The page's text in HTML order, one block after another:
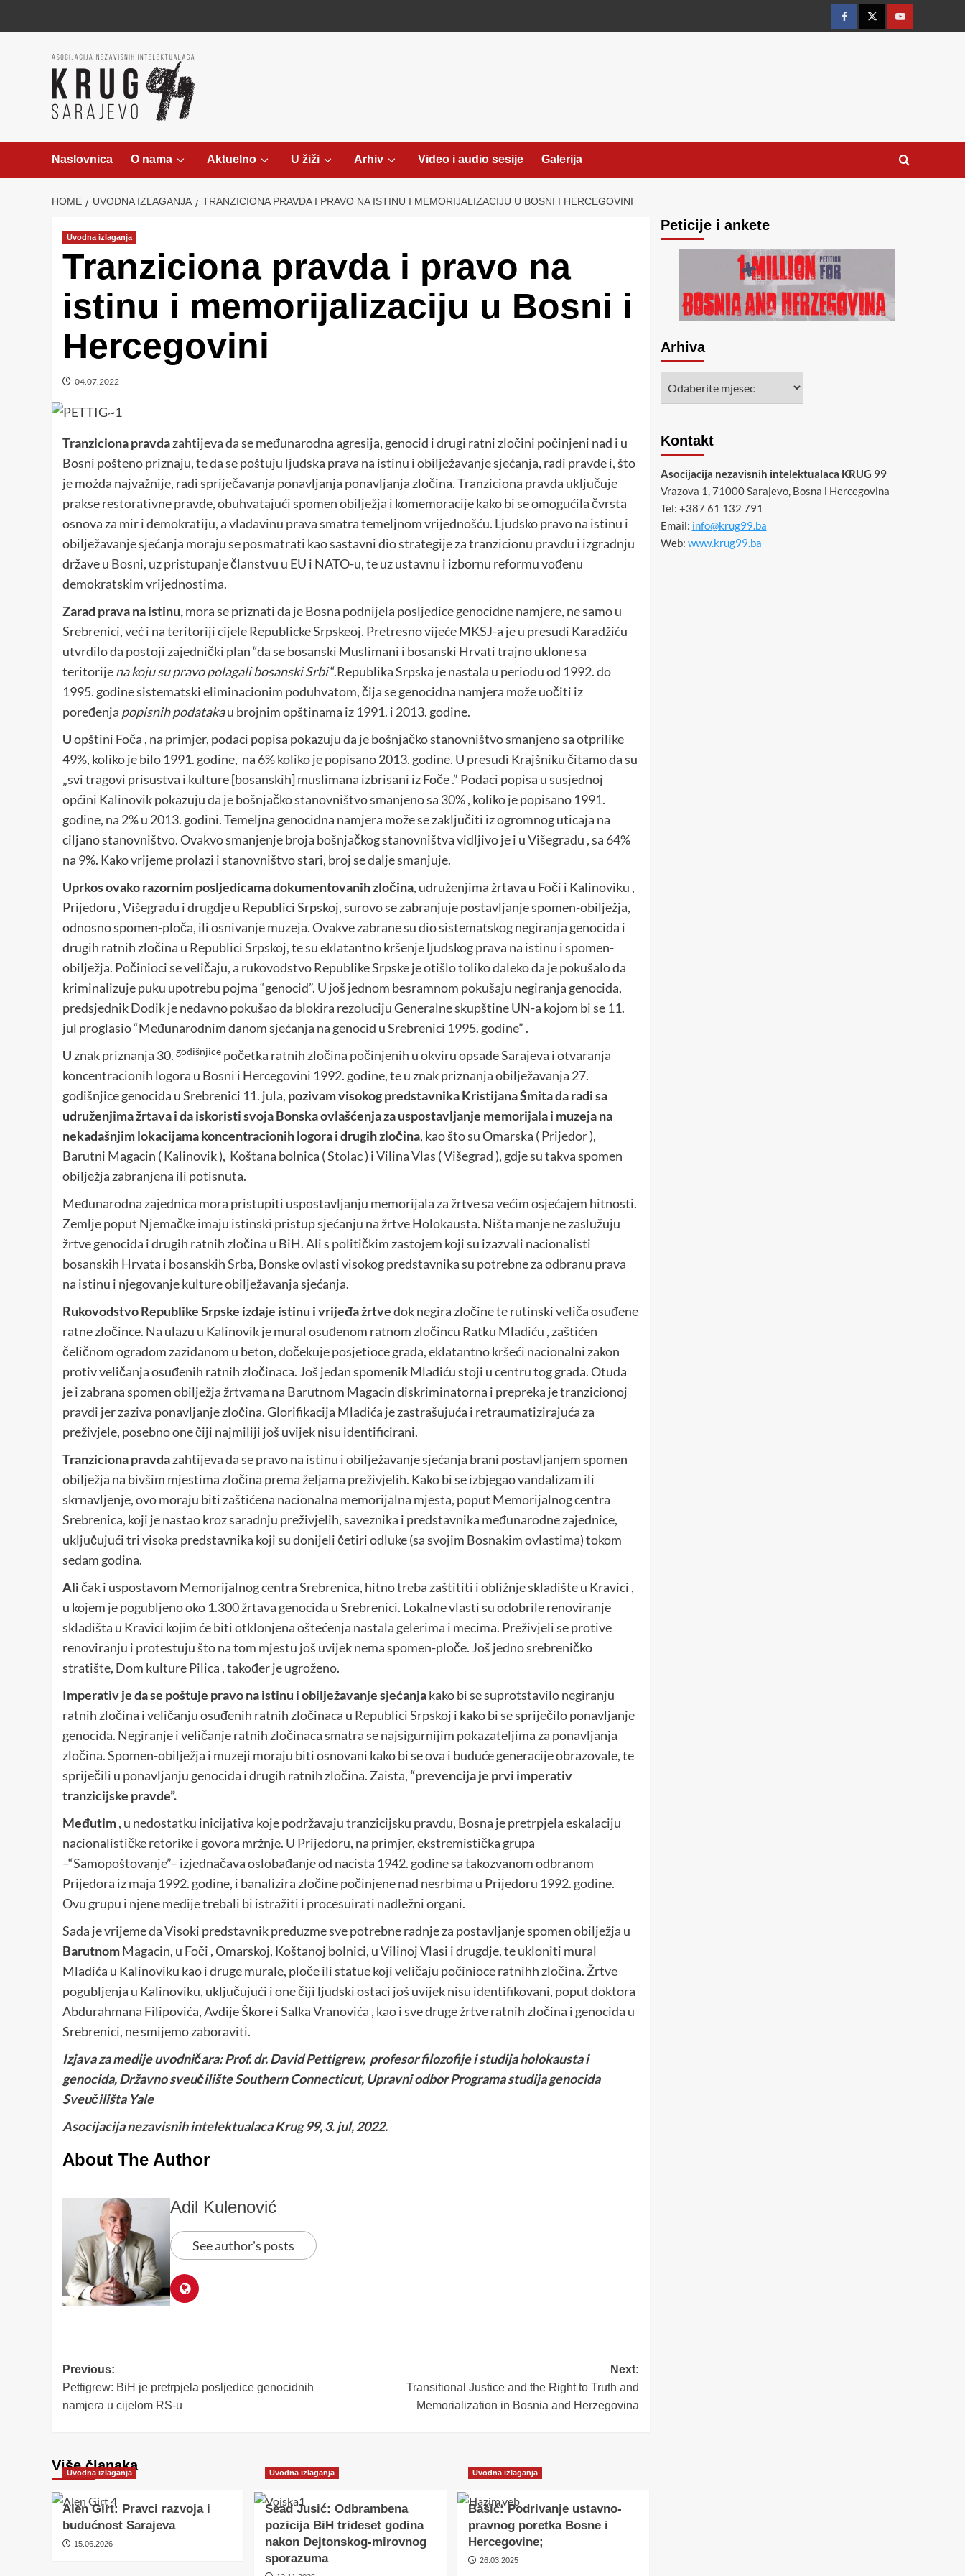
FacebookTwitterYouTube
Naslovnica O nama Aktuelno U žiži Arhiv Video i audio sesije Galerija
HOME UVODNA IZLAGANJA TRANZICIONA PRAVDA I PRAVO NA ISTINU I MEMORIJALIZACIJU U BOSNI I HERCEGOVINI
Uvodna izlaganja
Tranziciona pravda i pravo na
istinu i memorijalizaciju u Bosni i
Hercegovini
04.07.2022
Tranziciona pravdazahtijeva da se međunarodna agresija, genocid i drugi ratni zločini počinjeni nad i u
Bosni pošteno priznaju, te da se poštuju ljudska prava na istinu i obilježavanje sjećanja, radi pravde i, što
je možda najvažnije, radi spriječavanja ponavljanja ponavljanja zločina. Tranziciona pravda uključuje
prakse restorativne pravde, obuhvatajući spomen obilježja i komemoracije kako bi se omogućila čvrsta
osnova za mir i demokratiju, a vladavinu prava smatra temeljnom vrijednošću. Ljudsko pravo na istinu i
obilježavanje sjećanja moraju se posmatrati kao sastavni dio strategije za tranzicionu pravdu i izgradnju
države u Bosni, uz pristupanje članstvu u EU i NATO-u, te uz ustavnu i izbornu reformu vođenu
demokratskim vrijednostima.
Zarad prava na istinu,mora se priznati da je Bosna podnijela posljedice genocidne namjere, ne samo u
Srebrenici, već i na teritoriji cijele Republicke Srpskeoj. Pretresno vijeće MKSJ-a je u presudi Karadžiću
utvrdilo da postoji zajednički plan “da se bosanski Muslimani i bosanski Hrvati trajno uklone sa
teritorijena koju su pravo polagali bosanski Srbi“.Republika Srpska je nastala u periodu od 1992. do
1995. godine sistematski eliminacionim poduhvatom, čija se genocidna namjera može uočiti iz
poređenja popisnih podatakau brojnim opštinama iz 1991. i 2013. godine.
Uopštini Foča , na primjer, podaci popisa pokazuju da je bošnjačko stanovništvo smanjeno sa otprilike
49%, koliko je bilo 1991. godine, na 6% koliko je popisano 2013. godine. U presudi Krajšniku čitamo da su
„svi tragovi prisustva i kulture [bosanskih] muslimana izbrisani iz Foče .” Podaci popisa u susjednoj
općini Kalinovik pokazuju da je bošnjačko stanovništvo smanjeno sa 30% , koliko je popisano 1991.
godine, na 2% u 2013. godini. Temeljna genocidna namjera može se zaključiti iz ogromnog uticaja na
ciljano stanovništvo. Ovakvo smanjenje broja bošnjačkog stanovništva vidljivo je i u Višegradu , sa 64%
na 9%. Kako vrijeme prolazi i stanovništvo stari, broj se dalje smanjuje.
Uprkos ovakorazornim posljedicama dokumentovanih zločina, udruženjima žrtava u Foči i Kalinoviku ,
Prijedoru , Višegradu i drugdje u Republici Srpskoj, surovo se zabranjuje postavljanje spomen-obilježja,
odnosno spomen-ploča, ili osnivanje muzeja. Ovakve zabrane su dio sistematskog negiranja genocida i
drugih ratnih zločina u Republici Srpskoj, te su eklatantno kršenje ljudskog prava na istinu i spomen-
obilježja. Počinioci se veličaju, a rukovodstvo Republike Srpske je otišlo toliko daleko da je pokušalo da
kriminalizuje puku upotrebu pojma “genocid”. U još jednom besramnom pokušaju negiranja genocida,
predsjednik Dodik je nedavno pokušao da blokira rezoluciju Generalne skupštine UN-a kojom bi se 11.
jul proglasio “Međunarodnim danom sjećanja na genocid u Srebrenici 1995. godine” .
U znak priznanja 30. godišnjice početka ratnih zločina počinjenih u okviru opsade Sarajeva i otvaranja
koncentracionih logora u Bosni i Hercegovini 1992. godine, te u znak priznanja obilježavanja 27.
godišnjice genocida u Srebrenici 11. jula, pozivam visokog predstavnika Kristijana Šmita da radi sa
udruženjima žrtava i da iskoristi svoja Bonska ovlašćenja za uspostavljanje memorijala i muzeja na
nekadašnjim lokacijama koncentracionih logora i drugih zločina, kao što su Omarska ( Prijedor ),
Barutni Magacin ( Kalinovik ), Koštana bolnica ( Stolac ) i Vilina Vlas ( Višegrad ), gdje su takva spomen
obilježja zabranjena ili potisnuta.
Međunarodna zajednica mora pristupiti uspostavljanju memorijala za žrtve sa većim osjećajem hitnosti.
Zemlje poput Njemačke imaju istinski pristup sjećanju na žrtve Holokausta. Ništa manje ne zaslužuju
žrtve genocida i drugih ratnih zločina u BiH. Ali s političkim zastojem koji su izazvali nacionalisti
bosanskih Hrvata i bosanskih Srba, Bonske ovlasti visokog predstavnika su potrebne za odbranu prava
na istinu i njegovanje kulture obilježavanja sjećanja.
RukovodstvoRepublike Srpske izdaje istinu i vrijeđa žrtvedok negira zločine te rutinski veliča osuđene
ratne zločince. Na ulazu u Kalinovik je mural osuđenom ratnom zločincu Ratku Mladiću , zaštićen
čeličnom ogradom zazidanom u beton, dočekuje posjetioce grada, eklatantno kršeći nacionalni zakon
protiv veličanja osuđenih ratnih zločinaca. Još jedan spomenik Mladiću stoji u centru tog grada. Otuda
je i zabrana spomen obilježja žrtvama na Barutnom Magacin diskriminatorna i prepreka je tranzicionoj
pravdi jer zaziva ponavljanje zločina. Glorifikacija Mladića je zastrašujuća i retraumatizirajuća za
preživjele, posebno one čiji najmiliji još uvijek nisu identificirani.
Tranzicionapravdazahtijeva da se pravo na istinu i obilježavanje sjećanja brani postavljanjem spomen
obilježja na bivšim mjestima zločina prema željama preživjelih. Kako bi se izbjegao vandalizam ili
skrnavljenje, ovo moraju biti zaštićena nacionalna memorijalna mjesta, poput Memorijalnog centra
Srebrenica, koji je nastao kroz saradnju preživjelih, saveznika i predstavnika međunarodne zajednice,
uključujući tri visoka predstavnika koji su donijeli četiri odluke (sa svojim Bosnakim ovlastima) tokom
sedam godina.
Aličak i uspostavom Memorijalnog centra Srebrenica, hitno treba zaštititi i obližnje skladište u Kravici ,
u kojem je pogubljeno oko 1.300 žrtava genocida u Srebrenici. Lokalne vlasti su odobrile renoviranje
skladišta u Kravici kojim će biti otklonjena oštećenja nastala gelerima i mecima. Preživjeli se protive
renoviranju i protestuju što na tom mjestu još uvijek nema spomen-ploče. Još jedno srebreničko
stratište, Dom kulture Pilica , također je ugroženo.
Imperativ je dase poštuje pravo na istinu i obilježavanje sjećanjakako bi se suprotstavilo negiranju
ratnih zločina i veličanju osuđenih ratnih zločinaca u Republici Srpskoj i kako bi se spriječilo ponavljanje
genocida. Negiranje i veličanje ratnih zločinaca smatra se najsigurnijim pokazateljima za ponavljanja
zločina. Spomen-obilježja i muzeji moraju biti osnovani kako bi se ova i buduće generacije obrazovale, te
spriječili u ponavljanju genocida i drugih ratnih zločina. Zaista, “prevencija je prvi imperativ
tranzicijske pravde”.
Međutim, u nedostatku inicijativa koje podržavaju tranzicijsku pravdu, Bosna je pretrpjela eskalaciju
nacionalističke retorike i govora mržnje. U Prijedoru, na primjer, ekstremistička grupa
–“Samopoštovanje”– izjednačava oslobađanje od nacista 1942. godine sa takozvanom odbranom
Prijedora iz maja 1992. godine, i banalizira zločine počinjene nad nesrbima u Prijedoru 1992. godine.
Ovu grupu i njene medije trebali bi istražiti i procesuirati nadležni organi.
Sada je vrijeme da Visoki predstavnik preduzme sve potrebne radnje za postavljanje spomen obilježja u
BarutnomMagacin, u Foči , Omarskoj, Koštanoj bolnici, u Vilinoj Vlasi i drugdje, te ukloniti mural
Mladića u Kalinoviku kao i druge murale, ploče ili statue koji veličaju počinioce ratnihh zločina. Žrtve
pogubljenja u Kalinoviku, uključujući i one čiji ljudski ostaci još uvijek nisu identifikovani, poput doktora
Abdurahmana Filipovića, Avdije Škore i Salka Vranovića , kao i sve druge žrtve ratnih zločina i genocida u
Srebrenici, ne smijemo zaboraviti.
Izjava za medije uvodničara: Prof. dr. David Pettigrew, profesor filozofije i studija holokausta i
genocida, Državno sveučilište Southern Connecticut, Upravni odbor Programa studija genocida
Sveučilišta Yale
Asocijacija nezavisnih intelektualaca Krug 99, 3. jul, 2022.
About The Author
Adil Kulenović
See author's posts
Post
navigation
Previous:
Pettigrew: BiH je pretrpjela posljedice genocidnih
namjera u cijelom RS-u
Next:
Transitional Justice and the Right to Truth and
Memorialization in Bosnia and Herzegovina
Više članaka
Uvodna izlaganja
Alen Girt: Pravci razvoja i
budućnost Sarajeva
15.06.2026
Uvodna izlaganja
Sead Jusić: Odbrambena
pozicija BiH trideset godina
nakon Dejtonskog-mirovnog
sporazuma
Uvodna izlaganja
Bašić: Podrivanje ustavno-
pravnog poretka Bosne i
Hercegovine;
26.03.2025
Peticije i ankete
Arhiva
Kontakt
Asocijacija nezavisnih intelektualaca KRUG 99
Vrazova 1, 71000 Sarajevo, Bosna i Hercegovina
Tel: +387 61 132 791
Email: info@krug99.ba
Web: www.krug99.ba